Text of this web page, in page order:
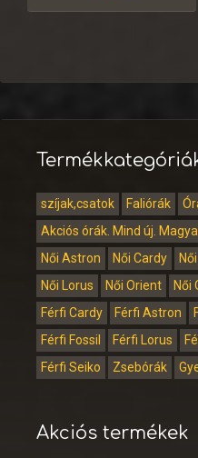
szíjak,csatok Faliórák
Akciós órák. Mind új.
Női Astron
Női Cardy
Női Lorus
Női Orient Női
Férfi Cardy
Férfi Astron
Férfi Fossil
Férfi Lorus
Férfi Seiko
Zsebórák
Akciós termékek